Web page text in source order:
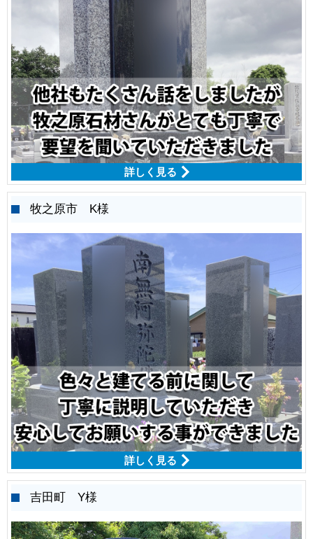
詳しく見る
牧之原市 K様
詳しく見る
吉田町 Y様